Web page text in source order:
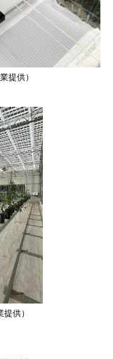
提供）
供）